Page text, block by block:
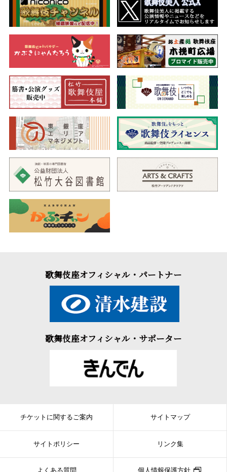
歌舞伎座オフィシャル・パートナー
歌舞伎座オフィシャル・サポーター
チケットに関するご案内 サイトマップ
サイトポリシー リンク集
よくある質問 個人情報保護方針